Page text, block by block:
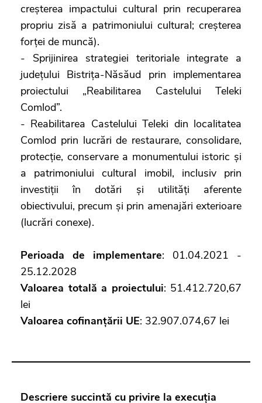
creșterea impactului cultural prin recuperarea
propriu zisă a patrimoniului cultural; creșterea
forței de muncă).
- Sprijinirea strategiei teritoriale integrate a
județului Bistrița-Năsăud prin implementarea
proiectului „Reabilitarea Castelului Teleki
Comlod”.
- Reabilitarea Castelului Teleki din localitatea
Comlod prin lucrări de restaurare, consolidare,
protecție, conservare a monumentului istoric și
a patrimoniului cultural imobil, inclusiv prin
investiții în dotări și utilități aferente
obiectivului, precum și prin amenajări exterioare
(lucrări conexe).
Perioada de implementare: 01.04.2021 -
25.12.2028
Valoarea totală a proiectului: 51.412.720,67
lei
Valoarea cofinanțării UE: 32.907.074,67 lei
Descriere succintă cu privire la execuția